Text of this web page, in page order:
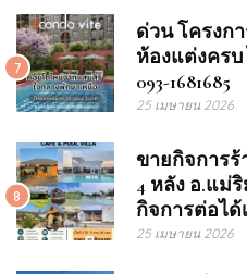
7
ด่วน โครงกา
ห้องแต่งครบ
093-1681685
25 เมษายน 2026
8
ขายกิจการร้
4 หลัง อ.แม่
กิจการต่อได้
25 เมษายน 2026